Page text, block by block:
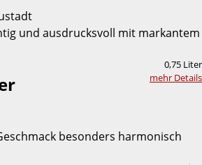
und ausdrucksvoll mit markantem
0,75 Liter
mehr Details
besonders harmonisch